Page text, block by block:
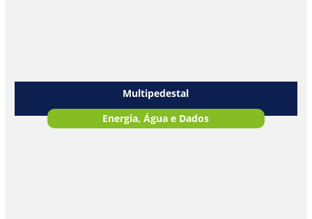
Multipedestal
Energia, Água e Dados